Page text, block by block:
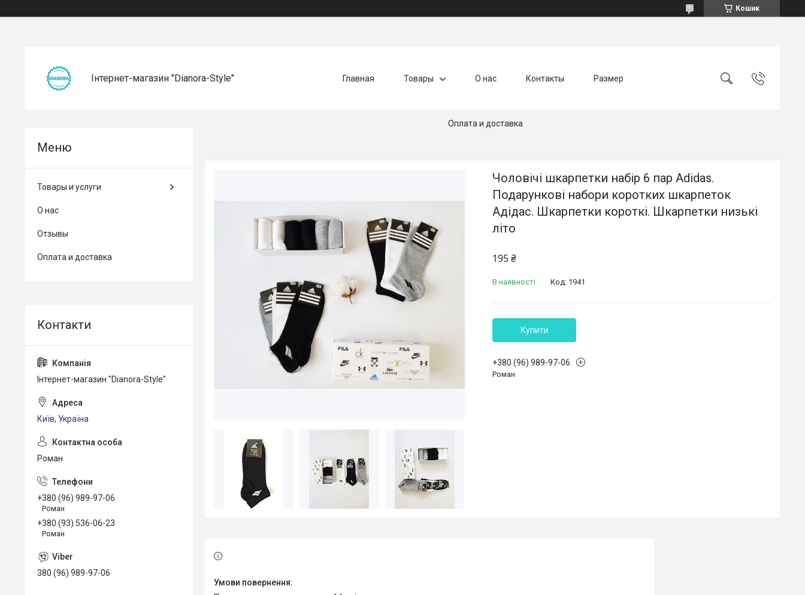
Кошик
Інтернет-магазин "Dianora-Style" Главная Товары О нас Контакты Размер
Оплата и доставка
Чоловічі шкарпетки набір 6 пар Adidas.
Подарункові набори коротких шкарпеток
Адідас. Шкарпетки короткі. Шкарпетки низькі
літо
195 ₴
В наявності Код: 1941
Купити
+380 (96) 989-97-06
Роман
Товары и услуги
О нас
Отзывы
Оплата и доставка
Інтернет-магазин "Dianora-Style"
Київ, Україна
Роман
+380 (96) 989-97-06
Роман
+380 (93) 536-06-23
Роман
380 (96) 989-97-06